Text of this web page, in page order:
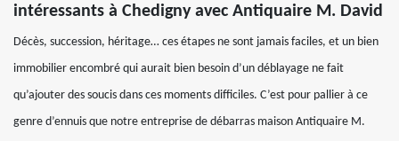
intéressants à Chedigny avec Antiquaire M. David
Décès, succession, héritage… ces étapes ne sont jamais faciles, et un bien
immobilier encombré qui aurait bien besoin d’un déblayage ne fait
qu’ajouter des soucis dans ces moments difficiles. C’est pour pallier à ce
genre d’ennuis que notre entreprise de débarras maison Antiquaire M.